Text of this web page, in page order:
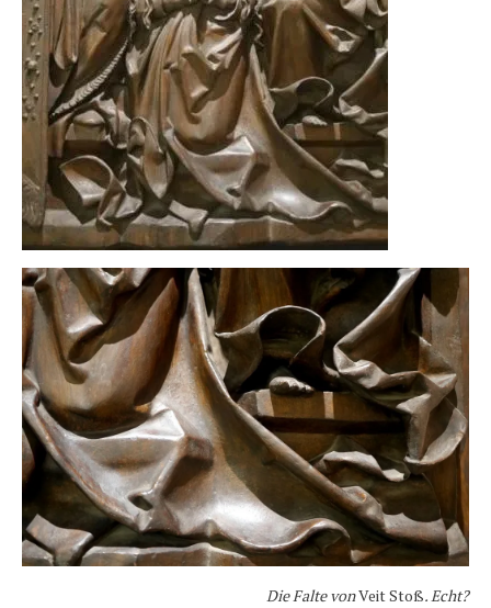
Die Falte vonVeit Stoß. Echt?